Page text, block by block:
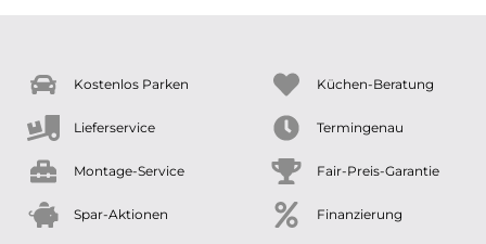
Kostenlos Parken Küchen-Beratung
Lieferservice Termingenau
Montage-Service Fair-Preis-Garantie
Spar-Aktionen Finanzierung